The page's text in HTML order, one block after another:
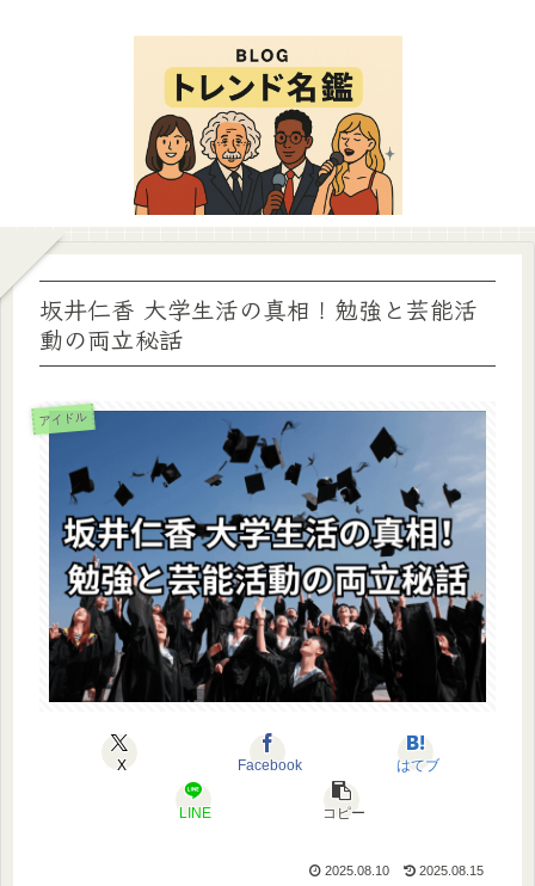
坂井仁香 大学生活の真相！勉強と芸能活
動の両立秘話
アイドル
X Facebook はてブ
LINE コピー
2025.08.10 2025.08.15